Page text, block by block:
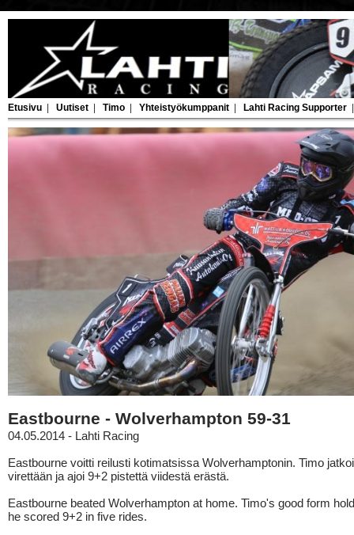
Etusivu Uutiset Timo Yhteistyökumppanit Lahti Racing Supporter
Eastbourne - Wolverhampton 59-31
04.05.2014 - Lahti Racing
Eastbourne voitti reilusti kotimatsissa Wolverhamptonin. Timo
virettään ja ajoi 9+2 pistettä viidestä erästä.
Eastbourne beated Wolverhampton at home. Timo's good form
he scored 9+2 in five rides.